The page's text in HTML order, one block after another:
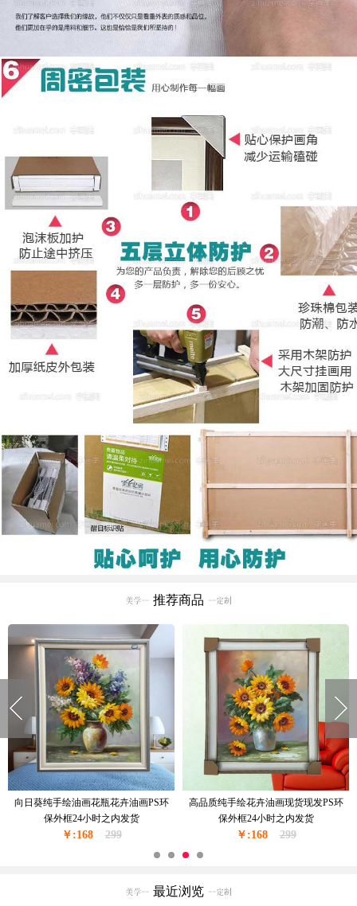
推荐商品
窗台边上的花瓶花卉油画纯手绘油画
现货现发金色实木外框24小时之内发
货
￥:228 350
现货现发纯手绘花绘油画卧室挂画厚
油厚肌理油画实木外框24小时之内发
货
￥:228 350
最近浏览